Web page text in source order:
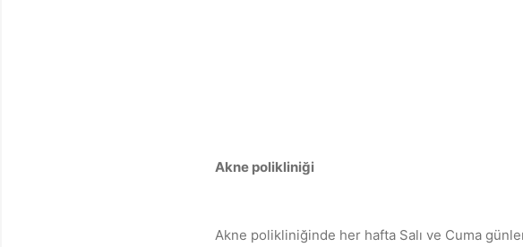
Akne polikliniği
Akne polikliniğinde her hafta Salı ve Cuma